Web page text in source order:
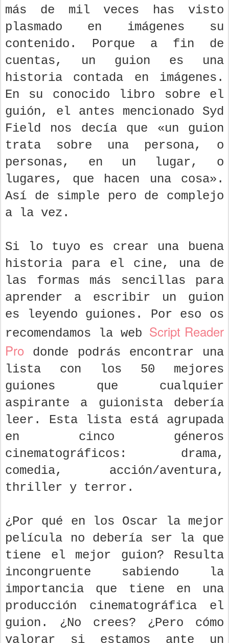
más de mil veces has visto
plasmado en imágenes su
contenido. Porque a fin de
cuentas, un guion es una
historia contada en imágenes.
En su conocido libro sobre el
guión, el antes mencionado Syd
Field nos decía que «un guion
trata sobre una persona, o
personas, en un lugar, o
lugares, que hacen una cosa».
Así de simple pero de complejo
a la vez.
Si lo tuyo es crear una buena
historia para el cine, una de
las formas más sencillas para
aprender a escribir un guion
es leyendo guiones. Por eso os
recomendamos la web Script Reader
Pro donde podrás encontrar una
lista con los 50 mejores
guiones que cualquier
aspirante a guionista debería
leer. Esta lista está agrupada
en cinco géneros
cinematográficos: drama,
comedia, acción/aventura,
thriller y terror.
¿Por qué en los Oscar la mejor
película no debería ser la que
tiene el mejor guion? Resulta
incongruente sabiendo la
importancia que tiene en una
producción cinematográfica el
guion. ¿No crees? ¿Pero cómo
valorar si estamos ante un